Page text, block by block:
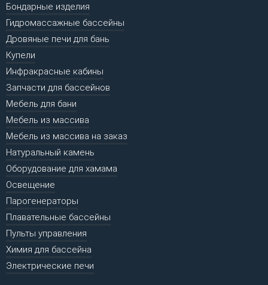
Бондарные изделия
Гидромассажные бассейны
Дровяные печи для бань
Купели
Инфракрасные кабины
Запчасти для бассейнов
Мебель для бани
Мебель из массива
Мебель из массива на заказ
Натуральный камень
Оборудование для хамама
Освещение
Парогенераторы
Плавательные бассейны
Пульты управления
Химия для бассейна
Электрические печи